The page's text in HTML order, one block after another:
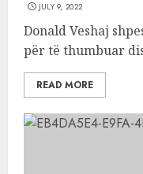
JULY 9, 2022
Donald Veshaj
për të thumbuar
READ MORE